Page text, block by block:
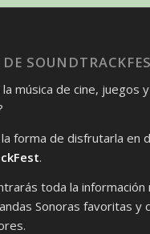
DE
música de cine, juegos
forma de disfrutarla en
.
toda la información
Sonoras favoritas y